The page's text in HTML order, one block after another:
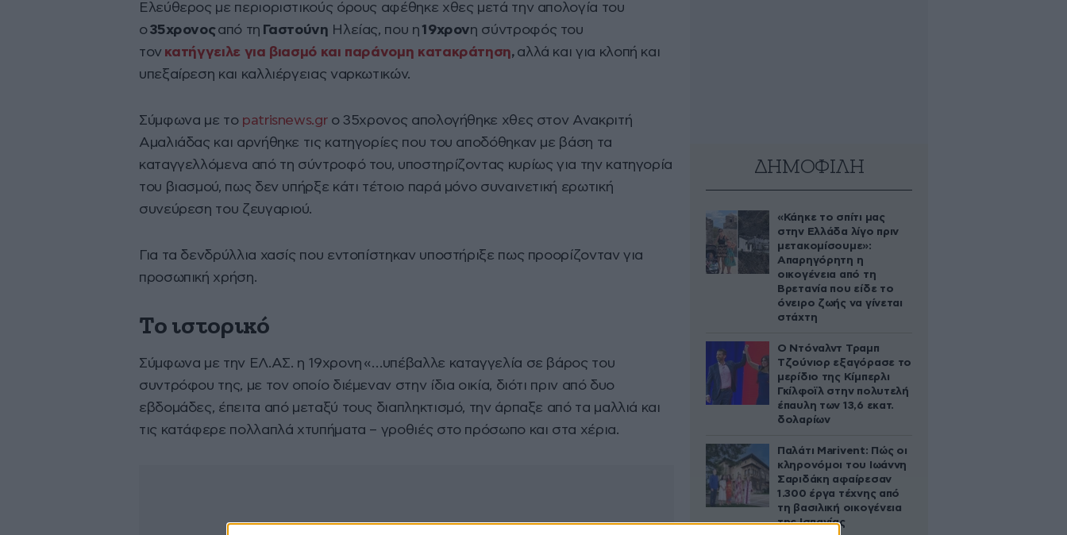
Ελεύθερος με περιοριστικούς όρους αφέθηκε χθες μετά την απολογία του
ο35χρονοςαπό τη Γαστούνη Ηλείας, που η19χρονη σύντροφός του
τον κατήγγειλε για βιασμό και παράνομη κατακράτηση, αλλά και για κλοπή και
υπεξαίρεση και καλλιέργειας ναρκωτικών.
Σύμφωνα με το patrisnews.gr ο 35χρονος απολογήθηκε χθες στον Ανακριτή
Αμαλιάδας και αρνήθηκε τις κατηγορίες που του αποδόθηκαν με βάση τα
καταγγελλόμενα από τη σύντροφό του, υποστηρίζοντας κυρίως για την κατηγορία
του βιασμού, πως δεν υπήρξε κάτι τέτοιο παρά μόνο συναινετική ερωτική
συνεύρεση του ζευγαριού.
Για τα δενδρύλλια χασίς που εντοπίστηκαν υποστήριξε πως προορίζονταν για
προσωπική χρήση.
Το ιστορικό
Σύμφωνα με την ΕΛ.ΑΣ. η 19χρονη «…υπέβαλλε καταγγελία σε βάρος του
συντρόφου της, με τον οποίο διέμεναν στην ίδια οικία, διότι πριν από δυο
εβδομάδες, έπειτα από μεταξύ τους διαπληκτισμό, την άρπαξε από τα μαλλιά και
τις κατάφερε πολλαπλά χτυπήματα – γροθιές στο πρόσωπο και στα χέρια.
ΔΗΜΟΦΙΛΗ
«Κάηκε το σπίτι μας
στην Ελλάδα λίγο πριν
μετακομίσουμε»:
Απαρηγόρητη η
οικογένεια από τη
Βρετανία που είδε το
όνειρο ζωής να γίνεται
στάχτη
Ο Ντόναλντ Τραμπ
Τζούνιορ εξαγόρασε το
μερίδιο της Κίμπερλι
Γκίλφοϊλ στην πολυτελή
έπαυλη των 13,6 εκατ.
δολαρίων
Παλάτι Marivent: Πώς οι
κληρονόμοι του Ιωάννη
Σαριδάκη αφαίρεσαν
1.300 έργα τέχνης από
τη βασιλική οικογένεια
της Ισπανίας